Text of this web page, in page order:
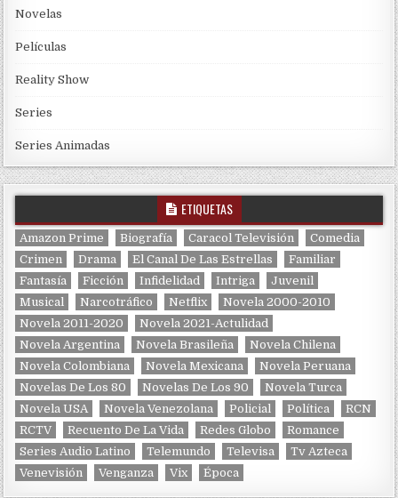
Novelas
Películas
Reality Show
Series
Series Animadas
ETIQUETAS
Amazon Prime Biografía Caracol Televisión
Comedia
Crimen
Drama El Canal De Las Estrellas
Familiar
Fantasía
Ficción Infidelidad Intriga
Juvenil
Musical
Narcotráfico Netflix
Novela 2000-2010
Novela 2011-2020
Novela 2021-Actulidad
Novela Argentina
Novela Brasileña
Novela Chilena
Novela Colombiana
Novela Mexicana
Novela Peruana
Novelas De Los 80
Novelas De Los 90
Novela Turca
Novela USA
Novela Venezolana Policial Política
RCN
RCTV
Recuento De La Vida Redes Globo
Romance
Series Audio Latino
Telemundo Televisa
Tv Azteca
Venevisión
Venganza Vix Época